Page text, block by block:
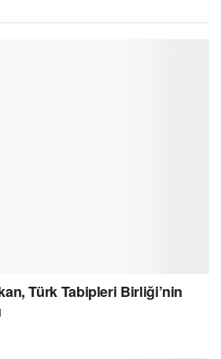
Türk Tabipleri Birliği’nin